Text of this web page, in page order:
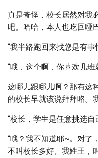
真是奇怪，校长居然对我
吧。哈哈，本人也吃回哑
“我半路跑回来找您是有
“哦，这个啊，你喜欢几班
这哪儿跟哪儿啊？那有这
的校长早就该说拜拜咯。
“校长，学生是任意挑选
“哦？我不知道耶~。对了
不叫校长多好。我姓王，